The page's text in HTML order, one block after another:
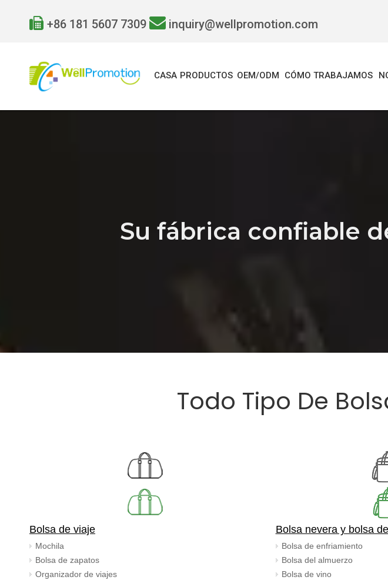
 +86 181 5607 7309  inquiry@wellpromotion.com
CASA PRODUCTOS OEM/ODM CÓMO TRABAJAMOS
Su fábrica confiable
Todo Tipo De
Bolsa de viaje
Mochila
Bolsa de zapatos
Organizador de viajes
Bolsa nevera y bolsa
Bolsa de enfriamiento
Bolsa del almuerzo
Bolsa de vino